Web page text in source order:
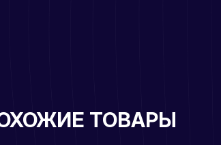
ТОВАРЫ